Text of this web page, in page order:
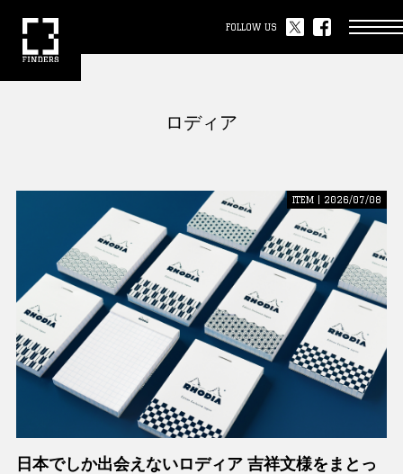
FOLLOW US
ロディア
ITEM | 2026/07/08
日本でしか出会えないロディア 吉祥文様をまとっ